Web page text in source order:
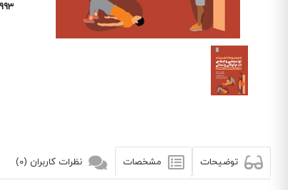
توضیحات مشخصات نظرات کاربران (0)